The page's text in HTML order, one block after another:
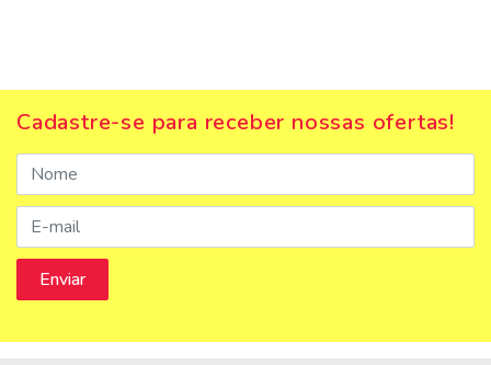
Cadastre-se para receber nossas ofertas!